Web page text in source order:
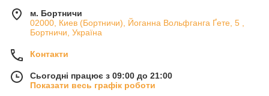
м. Бортничи
02000, Киев (Бортничи), Йоганна Вольфганга Ґете, 5 ,
Бортничи, Україна
Контакти
Сьогодні працює з 09:00 до 21:00
Показати весь графік роботи